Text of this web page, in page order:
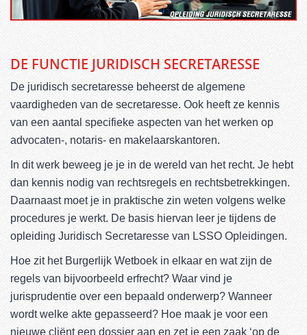
DE FUNCTIE JURIDISCH SECRETARESSE
De juridisch secretaresse beheerst de algemene
vaardigheden van de secretaresse. Ook heeft ze kennis
van een aantal specifieke aspecten van het werken op
advocaten-, notaris- en makelaarskantoren.
In dit werk beweeg je je in de wereld van het recht. Je hebt
dan kennis nodig van rechtsregels en rechtsbetrekkingen.
Daarnaast moet je in praktische zin weten volgens welke
procedures je werkt. De basis hiervan leer je tijdens de
opleiding Juridisch Secretaresse van LSSO Opleidingen.
Hoe zit het Burgerlijk Wetboek in elkaar en wat zijn de
regels van bijvoorbeeld erfrecht? Waar vind je
jurisprudentie over een bepaald onderwerp? Wanneer
wordt welke akte gepasseerd? Hoe maak je voor een
nieuwe cliënt een dossier aan en zet je een zaak ‘op de